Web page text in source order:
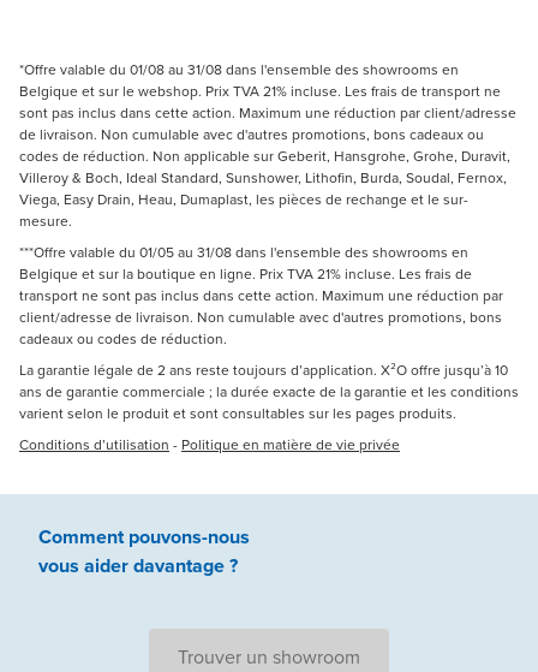
*Offre valable du 01/08 au 31/08 dans l'ensemble des showrooms en
Belgique et sur le webshop. Prix TVA 21% incluse. Les frais de transport ne
sont pas inclus dans cette action. Maximum une réduction par client/adresse
de livraison. Non cumulable avec d'autres promotions, bons cadeaux ou
codes de réduction. Non applicable sur Geberit, Hansgrohe, Grohe, Duravit,
Villeroy & Boch, Ideal Standard, Sunshower, Lithofin, Burda, Soudal, Fernox,
Viega, Easy Drain, Heau, Dumaplast, les pièces de rechange et le sur-
mesure.
***Offre valable du 01/05 au 31/08 dans l'ensemble des showrooms en
Belgique et sur la boutique en ligne. Prix TVA 21% incluse. Les frais de
transport ne sont pas inclus dans cette action. Maximum une réduction par
client/adresse de livraison. Non cumulable avec d'autres promotions, bons
cadeaux ou codes de réduction.
La garantie légale de 2 ans reste toujours d’application. X²O offre jusqu’à 10
ans de garantie commerciale ; la durée exacte de la garantie et les conditions
varient selon le produit et sont consultables sur les pages produits.
Conditions d’utilisation - Politique en matière de vie privée
Comment pouvons-nous
vous aiderdavantage ?
Trouver un showroom